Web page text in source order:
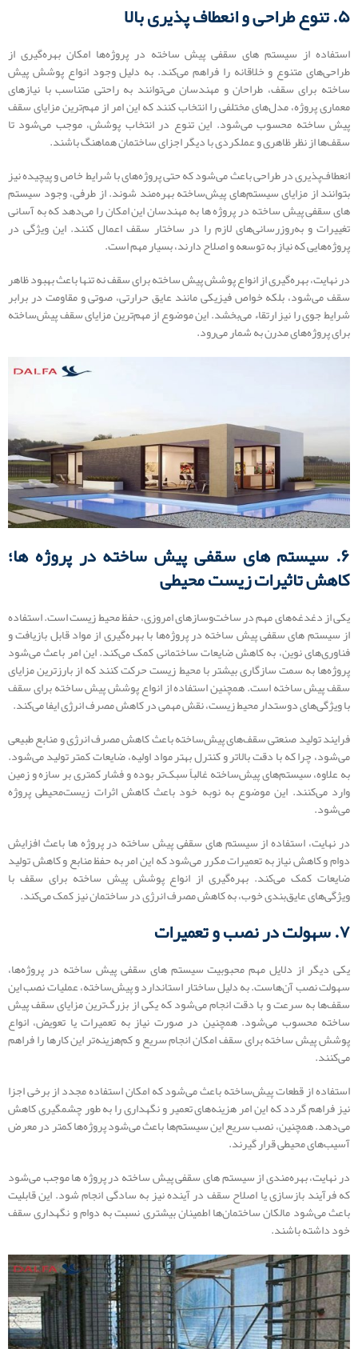
۵. تنوع طراحی و انعطاف‌ پذیری بالا
استفاده از سیستم های سقفی پیش‌ ساخته در پروژه‌‌ها امکان بهره‌گیری از
طراحی‌های متنوع و خلاقانه را فراهم می‌کند. به دلیل وجود انواع پوشش پیش
ساخته برای سقف، طراحان و مهندسان می‌توانند به راحتی متناسب با نیازهای
معماری پروژه، مدل‌های مختلفی را انتخاب کنند که این امر از مهم‌ترین مزایای سقف
پیش ساخته محسوب می‌شود. این تنوع در انتخاب پوشش، موجب می‌شود تا
سقف‌ها از نظر ظاهری و عملکردی با دیگر اجزای ساختمان هماهنگ باشند.
انعطاف‌پذیری در طراحی باعث می‌شود که حتی پروژه‌های با شرایط خاص و پیچیده نیز
بتوانند از مزایای سیستم‌های پیش‌ساخته بهره‌مند شوند. از طرفی، وجود سیستم
های سقفی پیش‌ ساخته در پروژه‌ ها به مهندسان این امکان را می‌دهد که به آسانی
تغییرات و به‌روزرسانی‌های لازم را در ساختار سقف اعمال کنند. این ویژگی در
پروژه‌هایی که نیاز به توسعه و اصلاح دارند، بسیار مهم است.
در نهایت، بهره‌گیری از انواع پوشش پیش ساخته برای سقف نه تنها باعث بهبود ظاهر
سقف می‌شود، بلکه خواص فیزیکی مانند عایق حرارتی، صوتی و مقاومت در برابر
شرایط جوی را نیز ارتقاء می‌بخشد. این موضوع از مهم‌ترین مزایای سقف پیش‌ساخته
برای پروژه‌های مدرن به شمار می‌رود.
۶. سیستم های سقفی پیش‌ ساخته در پروژه‌ ها؛
کاهش تاثیرات زیست ‌محیطی
یکی از دغدغه‌های مهم در ساخت‌وسازهای امروزی، حفظ محیط زیست است. استفاده
از سیستم های سقفی پیش‌ ساخته در پروژه‌‌ها با بهره‌گیری از مواد قابل بازیافت و
فناوری‌های نوین، به کاهش ضایعات ساختمانی کمک می‌کند. این امر باعث می‌شود
پروژه‌ها به سمت سازگاری بیشتر با محیط زیست حرکت کنند که از بارزترین مزایای
سقف پیش ساخته است. همچنین استفاده از انواع پوشش پیش ساخته برای سقف
با ویژگی‌های دوستدار محیط زیست، نقش مهمی در کاهش مصرف انرژی ایفا می‌کند.
فرایند تولید صنعتی سقف‌های پیش‌ساخته باعث کاهش مصرف انرژی و منابع طبیعی
می‌شود، چرا که با دقت بالاتر و کنترل بهتر مواد اولیه، ضایعات کمتر تولید می‌شود.
به علاوه، سیستم‌های پیش‌ساخته غالباً سبک‌تر بوده و فشار کمتری بر سازه و زمین
وارد می‌کنند. این موضوع به نوبه خود باعث کاهش اثرات زیست‌محیطی پروژه
می‌شود.
در نهایت، استفاده از سیستم های سقفی پیش‌ ساخته در پروژه‌ ها باعث افزایش
دوام و کاهش نیاز به تعمیرات مکرر می‌شود که این امر به حفظ منابع و کاهش تولید
ضایعات کمک می‌کند. بهره‌گیری از انواع پوشش پیش ساخته برای سقف با
ویژگی‌های عایق‌بندی خوب، به کاهش مصرف انرژی در ساختمان نیز کمک می‌کند.
۷. سهولت در نصب و تعمیرات
یکی دیگر از دلایل مهم محبوبیت سیستم های سقفی پیش‌ ساخته در پروژه‌‌ها،
سهولت نصب آن‌هاست. به دلیل ساختار استاندارد و پیش‌ساخته، عملیات نصب این
سقف‌ها به سرعت و با دقت انجام می‌شود که یکی از بزرگ‌ترین مزایای سقف پیش
ساخته محسوب می‌شود. همچنین در صورت نیاز به تعمیرات یا تعویض، انواع
پوشش پیش ساخته برای سقف امکان انجام سریع و کم‌هزینه‌تر این کارها را فراهم
می‌کنند.
استفاده از قطعات پیش‌ساخته باعث می‌شود که امکان استفاده مجدد از برخی اجزا
نیز فراهم گردد که این امر هزینه‌های تعمیر و نگهداری را به طور چشمگیری کاهش
می‌دهد. همچنین، نصب سریع این سیستم‌ها باعث می‌شود پروژه‌ها کمتر در معرض
آسیب‌های محیطی قرار گیرند.
در نهایت، بهره‌مندی از سیستم های سقفی پیش‌ ساخته در پروژه‌ ها موجب می‌شود
که فرآیند بازسازی یا اصلاح سقف در آینده نیز به سادگی انجام شود. این قابلیت
باعث می‌شود مالکان ساختمان‌ها اطمینان بیشتری نسبت به دوام و نگهداری سقف
خود داشته باشند.